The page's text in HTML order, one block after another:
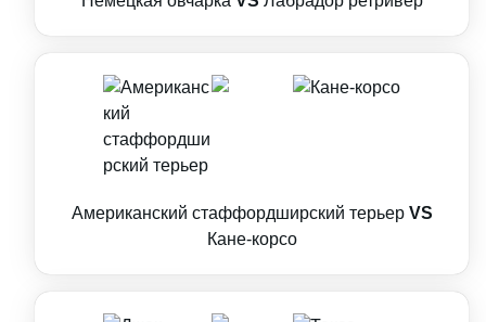
Американский стаффордширский терьер VS
Кане-корсо